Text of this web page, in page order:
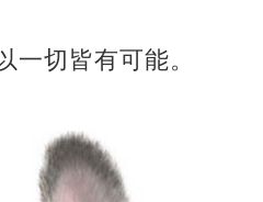
一切皆有可能。